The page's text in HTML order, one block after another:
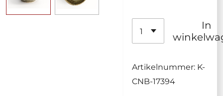
In
Artikelnummer: K-
CNB-17394